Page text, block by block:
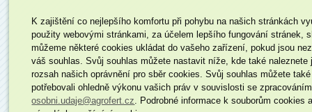
K zajištění co nejlepšího komfortu při pohybu na našich stránkách
použity webovými stránkami, za účelem lepšího fungování stránek,
můžeme některé cookies ukládat do vašeho zařízení, pokud jsou
váš souhlas. Svůj souhlas můžete nastavit níže, kde také
rozsah našich oprávnění pro sběr cookies. Svůj souhlas můžete
potřebovali ohledně výkonu vašich práv v souvislosti se
osobni.udaje@agrofert.cz . Podrobné informace k souborům